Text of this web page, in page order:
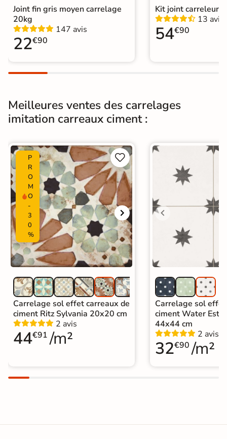
Plancher
Chauffant
Conditionnement
Choix
Support Chape Ancien carrelage
Normes Certification CE
Origine Espagne
Type de pose Pose collée
Catégories
Carrelage carreaux de ciment
Carrelage Gris
Carrelage 20x20 cm
Carrelage intérieur / extérieur
identique
|Carrelage sol cuisine
Carrelage Chambre|Carrelage WC
Joint fin gris moyen carrelage
20kg
147 avis
22€90
Kit joint carreleur
13 avis
54€90
Meilleures ventes des carrelages
imitation carreaux ciment :
P
R
O
M
O
-
3
0
%


Carrelage sol effet carreaux de
ciment Ritz Sylvania 20x20 cm
2 avis
44€91 /m²
Carrelage sol
ciment Water
44x44 cm
2 avis
32€90 /m²